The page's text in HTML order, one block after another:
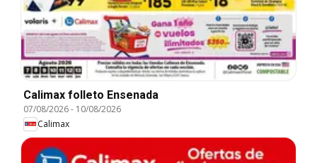
Calimax folleto Ensenada
07/08/2026- 10/08/2026
Calimax